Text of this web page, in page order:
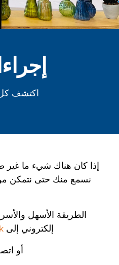
اكتشف كل
إذا كان هناك شيء ما غير
نسمع منك حتى نتمكن
الطريقة الأسهل
إلكتروني إلى
أو